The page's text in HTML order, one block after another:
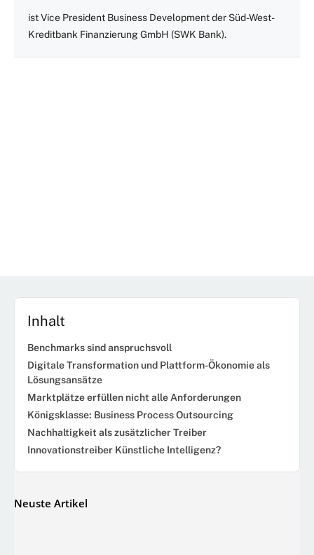
ist Vice President Business Development der Süd-West-
Kreditbank Finanzierung GmbH (SWK Bank).
Inhalt
Benchmarks sind anspruchsvoll
Digitale Transformation und Plattform-Ökonomie als
Lösungsansätze
Marktplätze erfüllen nicht alle Anforderungen
Königsklasse: Business Process Outsourcing
Nachhaltigkeit als zusätzlicher Treiber
Innovationstreiber Künstliche Intelligenz?
Neuste Artikel